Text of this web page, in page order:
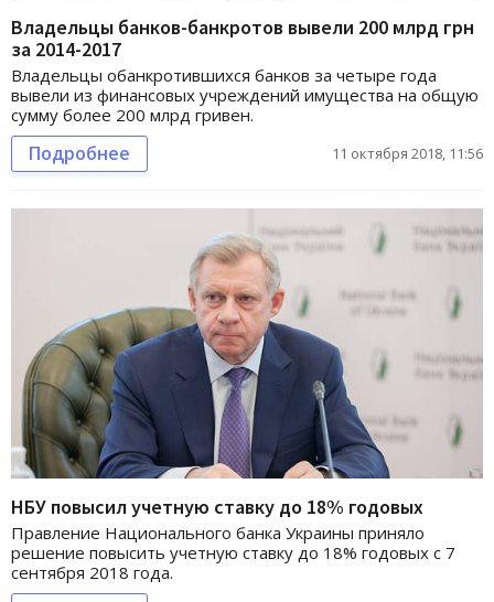
Владельцы банков-банкротов вывели 200 млрд грн
за 2014-2017
Владельцы обанкротившихся банков за четыре года
вывели из финансовых учреждений имущества на общую
сумму более 200 млрд гривен.
Подробнее 11 октября 2018, 11:56
НБУ повысил учетную ставку до 18% годовых
Правление Национального банка Украины приняло
решение повысить учетную ставку до 18% годовых с 7
сентября 2018 года.